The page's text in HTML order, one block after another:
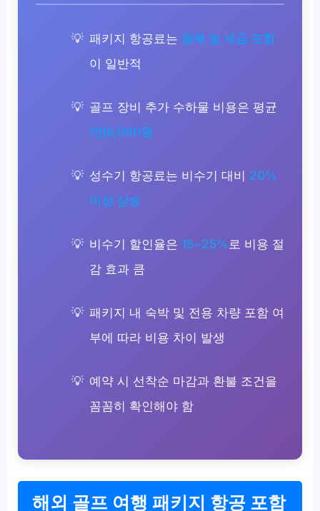
패키지 항공료는 왕복 및 세금 포함
이 일반적
골프 장비 추가 수하물 비용은 평균
1만6,000원
성수기 항공료는 비수기 대비 20%
이상 상승
비수기 할인율은 15~25% 로 비용 절
감 효과 큼
패키지 내 숙박 및 전용 차량 포함 여
부에 따라 비용 차이 발생
예약 시 선착순 마감과 환불 조건을
꼼꼼히 확인해야 함
해외 골프 여행 패키지 항공 포함